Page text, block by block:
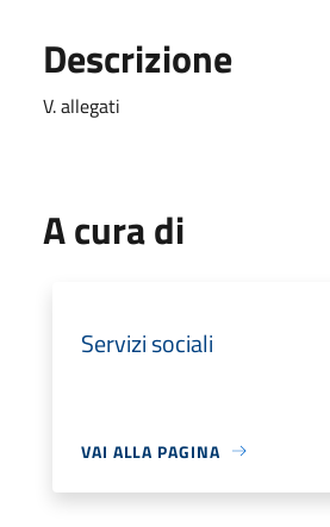
Descrizione
V. allegati
A cura di
Servizi sociali
VAI ALLA PAGINA